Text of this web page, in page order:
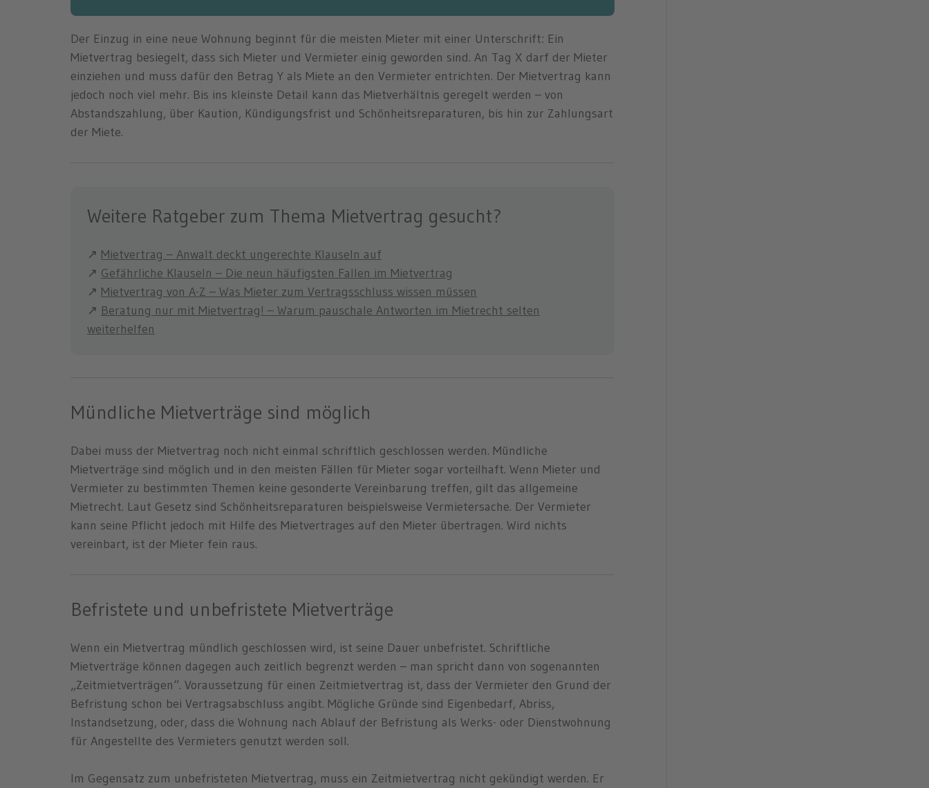
Der Einzug in eine neue Wohnung beginnt für die meisten Mieter mit einer Unterschrift: Ein
Mietvertrag besiegelt, dass sich Mieter und Vermieter einig geworden sind. An Tag X darf der Mieter
einziehen und muss dafür den Betrag Y als Miete an den Vermieter entrichten. Der Mietvertrag kann
jedoch noch viel mehr. Bis ins kleinste Detail kann das Mietverhältnis geregelt werden – von
Abstandszahlung, über Kaution, Kündigungsfrist und Schönheitsreparaturen, bis hin zur Zahlungsart
der Miete.
Weitere Ratgeber zum Thema Mietvertrag gesucht?
↗ Mietvertrag – Anwalt deckt ungerechte Klauseln auf
↗ Gefährliche Klauseln – Die neun häufigsten Fallen im Mietvertrag
↗ Mietvertrag von A-Z – Was Mieter zum Vertragsschluss wissen müssen
↗ Beratung nur mit Mietvertrag! – Warum pauschale Antworten im Mietrecht selten
weiterhelfen
Mündliche Mietverträge sind möglich
Dabei muss der Mietvertrag noch nicht einmal schriftlich geschlossen werden. Mündliche
Mietverträge sind möglich und in den meisten Fällen für Mieter sogar vorteilhaft. Wenn Mieter und
Vermieter zu bestimmten Themen keine gesonderte Vereinbarung treffen, gilt das allgemeine
Mietrecht. Laut Gesetz sind Schönheitsreparaturen beispielsweise Vermietersache. Der Vermieter
kann seine Pflicht jedoch mit Hilfe des Mietvertrages auf den Mieter übertragen. Wird nichts
vereinbart, ist der Mieter fein raus.
Befristete und unbefristete Mietverträge
Wenn ein Mietvertrag mündlich geschlossen wird, ist seine Dauer unbefristet. Schriftliche
Mietverträge können dagegen auch zeitlich begrenzt werden – man spricht dann von sogenannten
„Zeitmietverträgen“. Voraussetzung für einen Zeitmietvertrag ist, dass der Vermieter den Grund der
Befristung schon bei Vertragsabschluss angibt. Mögliche Gründe sind Eigenbedarf, Abriss,
Instandsetzung, oder, dass die Wohnung nach Ablauf der Befristung als Werks- oder Dienstwohnung
für Angestellte des Vermieters genutzt werden soll.
Im Gegensatz zum unbefristeten Mietvertrag, muss ein Zeitmietvertrag nicht gekündigt werden. Er